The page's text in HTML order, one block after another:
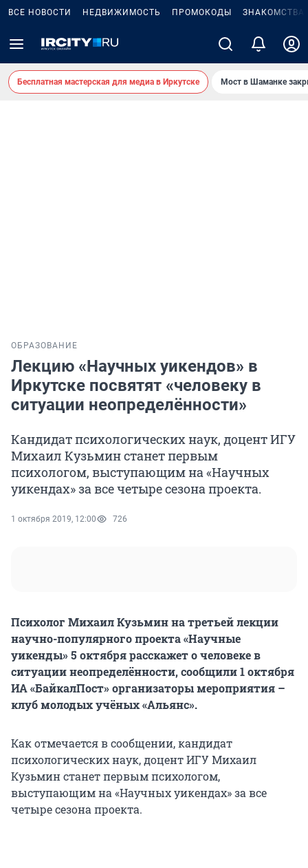
ВСЕ НОВОСТИ НЕДВИЖИМОСТЬ ПРОМОКОДЫ ЗНАКОМСТВА
Бесплатная мастерская для медиа в Иркутске Мост в Шаманке
ОБРАЗОВАНИЕ
Лекцию «Научных уикендов» в
Иркутске посвятят «человеку в
ситуации неопределённости»
Кандидат психологических наук, доцент ИГУ
Михаил Кузьмин станет первым
психологом, выступающим на «Научных
уикендах» за все четыре сезона проекта.
1 октября 2019, 12:00 726
Психолог Михаил Кузьмин на третьей лекции
научно-популярного проекта «Научные
уикенды» 5 октября расскажет о человеке в
ситуации неопределённости, сообщили 1 октября
ИА «БайкалПост» организаторы мероприятия –
клуб молодых учёных «Альянс».
Как отмечается в сообщении, кандидат
психологических наук, доцент ИГУ Михаил
Кузьмин станет первым психологом,
выступающим на «Научных уикендах» за все
четыре сезона проекта.